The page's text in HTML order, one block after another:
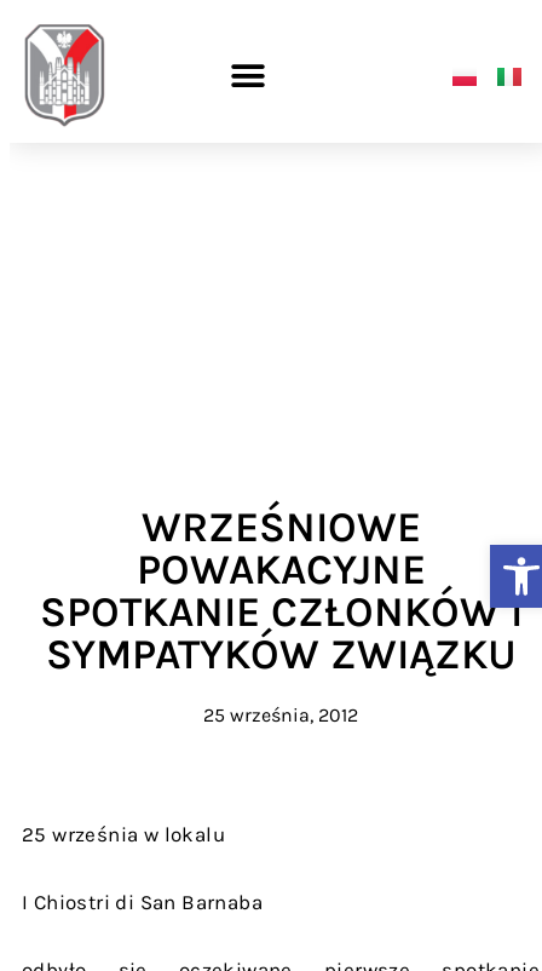
WRZEŚNIOWE
POWAKACYJNE
SPOTKANIE CZŁONKÓW I
SYMPATYKÓW ZWIĄZKU
25 września, 2012
25 września w lokalu
I Chiostri di San Barnaba